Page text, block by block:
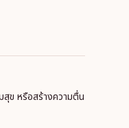
สุข หรือสร้างความตื่น